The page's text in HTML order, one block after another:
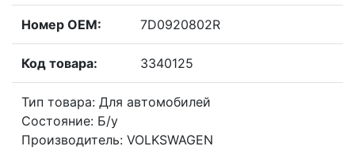
Номер OEM: 7D0920802R
Код товара: 3340125
Тип товара: Для автомобилей
Состояние: Б/у
Производитель: VOLKSWAGEN